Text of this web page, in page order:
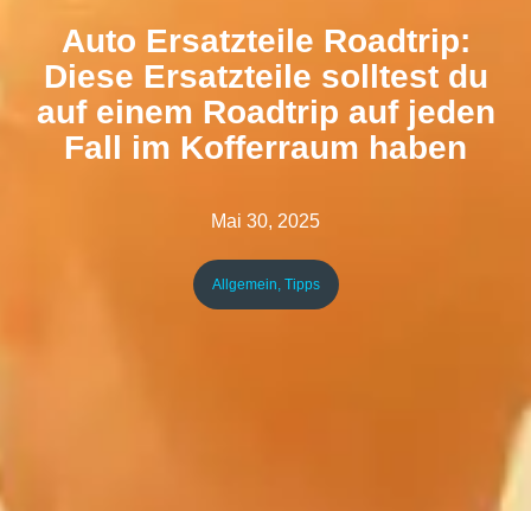
Auto Ersatzteile Roadtrip:
Diese Ersatzteile solltest du
auf einem Roadtrip auf jeden
Fall im Kofferraum haben
Mai 30, 2025
Allgemein, Tipps